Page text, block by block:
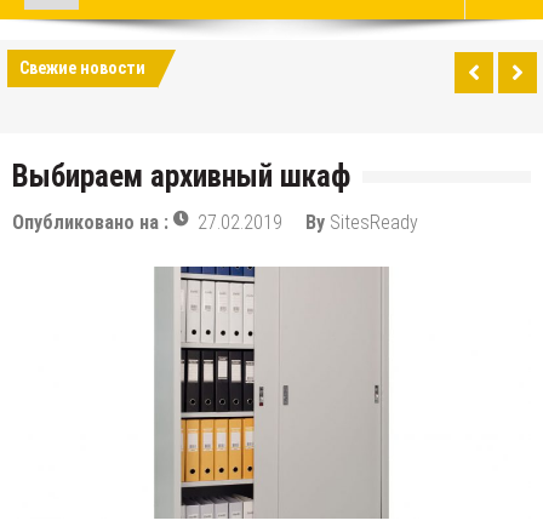
Свежие новости
Выбираем архивный шкаф
Опубликовано на : 27.02.2019 By SitesReady